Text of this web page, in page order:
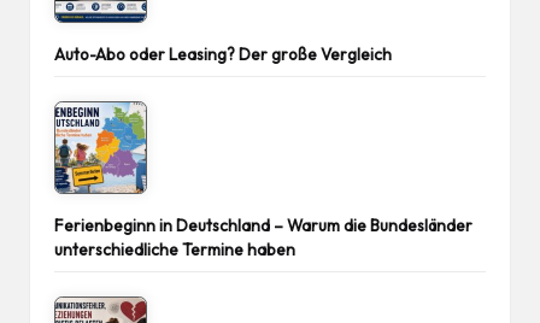
Auto-Abo oder Leasing? Der große Vergleich
Ferienbeginn in Deutschland – Warum die Bundesländer
unterschiedliche Termine haben